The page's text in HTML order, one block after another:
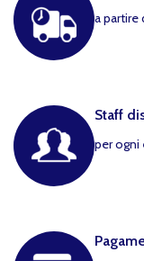
a partire
Staff
per ogni